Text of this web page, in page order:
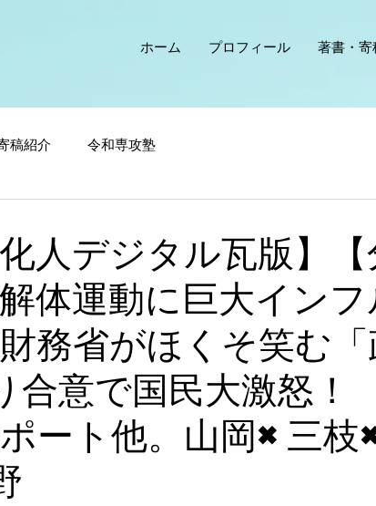
ホーム プロフィール 著書・寄
稿紹介 令和専攻塾
化人デジタル瓦版】
体運動に巨大イン
務省がほくそ笑む
合意で国民大激怒！
ト他。山岡×三枝